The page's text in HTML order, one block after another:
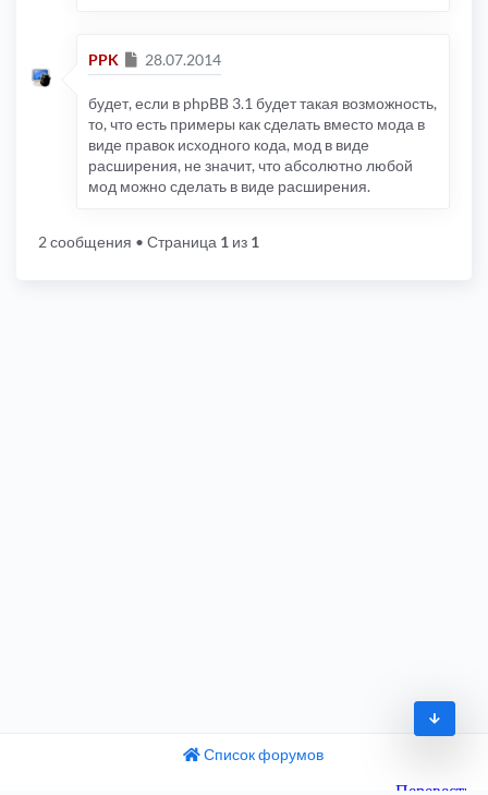
PPK Сообщение
28.07.2014
будет, если в phpBB 3.1 будет такая возможность,
то, что есть примеры как сделать вместо мода в
виде правок исходного кода, мод в виде
расширения, не значит, что абсолютно любой
мод можно сделать в виде расширения.
2 сообщения • Страница 1 из 1
Список форумов